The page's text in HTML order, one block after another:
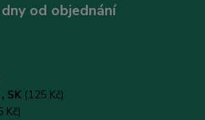
od objednání
, SK (125 Kč)
Kč)